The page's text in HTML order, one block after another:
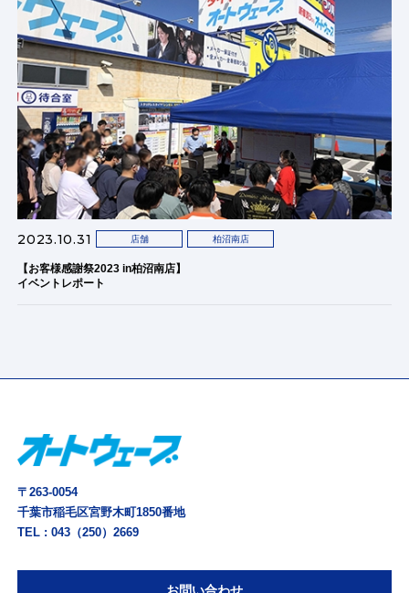
2023.10.31 店舗 柏沼南店
【お客様感謝祭2023 in柏沼南店】
イベントレポート
〒263-0054
千葉市稲毛区宮野木町1850番地
TEL :043（250）2669